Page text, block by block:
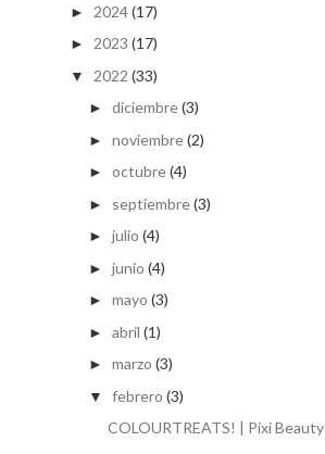
► 2024(17)
► 2023 (17)
▼ 2022 (33)
► diciembre(3)
► noviembre(2)
► octubre(4)
► septiembre(3)
► julio (4)
► junio (4)
► mayo (3)
► abril (1)
► marzo (3)
▼ febrero (3)
COLOURTREATS! | Pixi Beauty